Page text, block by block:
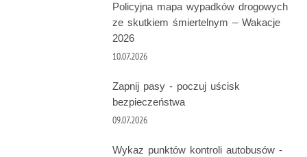
Policyjna mapa wypadków drogowych
ze skutkiem śmiertelnym – Wakacje
2026
10.07.2026
Zapnij pasy - poczuj uścisk
bezpieczeństwa
09.07.2026
Wykaz punktów kontroli autobusów -